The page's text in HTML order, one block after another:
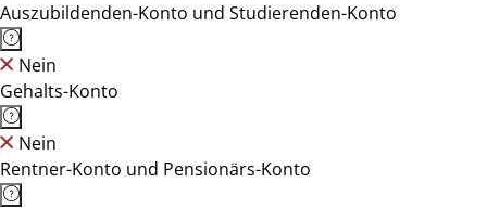
Auszubildenden-Konto und Studierenden-Konto
Nein
Gehalts-Konto
Nein
Rentner-Konto und Pensionärs-Konto